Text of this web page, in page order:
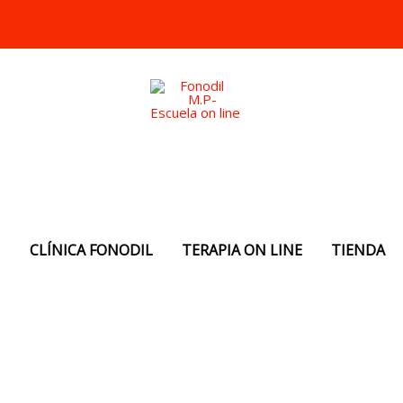
CLÍNICA FONODIL TERAPIA ON LINE TIENDA